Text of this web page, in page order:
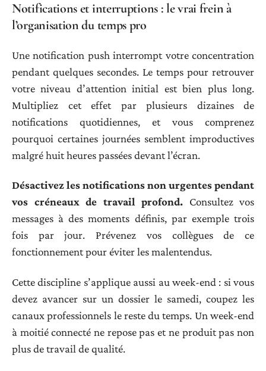
Notifications et interruptions : le vrai frein à
l’organisation du temps pro
Une notification push interrompt votre concentration
pendant quelques secondes. Le temps pour retrouver
votre niveau d’attention initial est bien plus long.
Multipliez cet effet par plusieurs dizaines de
notifications quotidiennes, et vous comprenez
pourquoi certaines journées semblent improductives
malgré huit heures passées devant l’écran.
Désactivez les notifications non urgentes pendant
vos créneaux de travail profond. Consultez vos
messages à des moments définis, par exemple trois
fois par jour. Prévenez vos collègues de ce
fonctionnement pour éviter les malentendus.
Cette discipline s’applique aussi au week-end : si vous
devez avancer sur un dossier le samedi, coupez les
canaux professionnels le reste du temps. Un week-end
à moitié connecté ne repose pas et ne produit pas non
plus de travail de qualité.